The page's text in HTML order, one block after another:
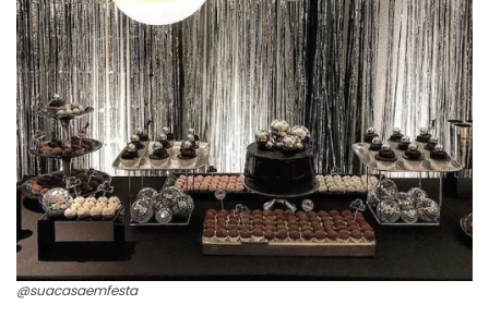
@suacasaemfesta